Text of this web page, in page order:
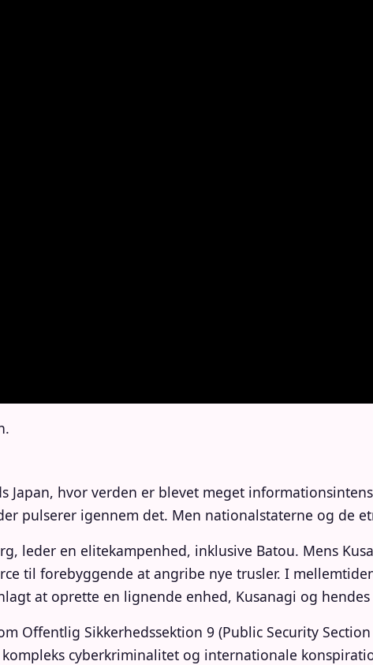
Japan, hvor verden er blevet meget
pulserer igennem det. Men nationalstaterne og de
leder en elitekampenhed, inklusive Batou. Mens
til forebyggende at angribe nye trusler. I
at oprette en lignende enhed, Kusanagi og
Offentlig Sikkerhedssektion 9 (Public Security
cyberkriminalitet og internationale